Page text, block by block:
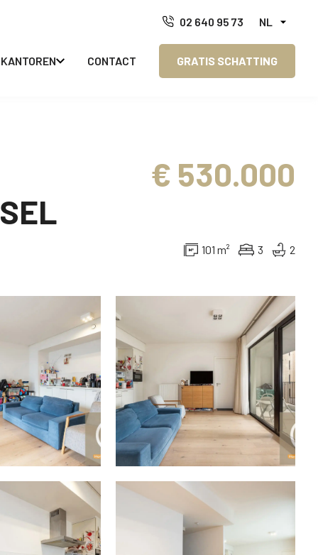
02 640 95 73 NL
KANTOREN CONTACT GRATIS SCHATTING
€ 530.000
101 m² 3 2